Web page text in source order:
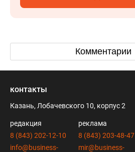
Комментарии
контакты
Казань, Лобачевского 10, корпус 2
редакция
8 (843) 202-12-10
info@business-
реклама
8 (843) 203-48-47
mir@business-